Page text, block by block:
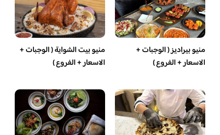
منيو بيراديز ( الوجبات +
الاسعار + الفروع )
منيو بيت الشواية ( الوجبات +
الاسعار + الفروع )